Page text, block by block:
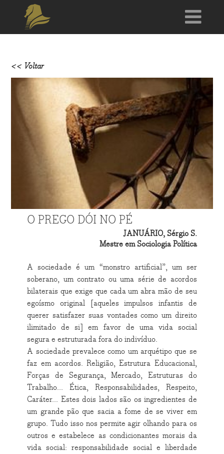
<< Voltar
O PREGO DÓI NO PÉ
JANUÁRIO, Sérgio S.
Mestre em Sociologia Política
A sociedade é um “monstro artificial”, um ser
soberano, um contrato ou uma série de acordos
bilaterais que exige que cada um abra mão de seu
egoísmo original [aqueles impulsos infantis de
querer satisfazer suas vontades como um direito
ilimitado de si] em favor de uma vida social
segura e estruturada fora do indivíduo.
A sociedade prevalece como um arquétipo que se
faz em acordos. Religião, Estrutura Educacional,
Forças de Segurança, Mercado, Estruturas do
Trabalho... Ética, Responsabilidades, Respeito,
Caráter... Estes dois lados são os ingredientes de
um grande pão que sacia a fome de se viver em
grupo. Tudo isso nos permite agir olhando para os
outros e estabelece as condicionantes morais da
vida social: responsabilidade social e liberdade